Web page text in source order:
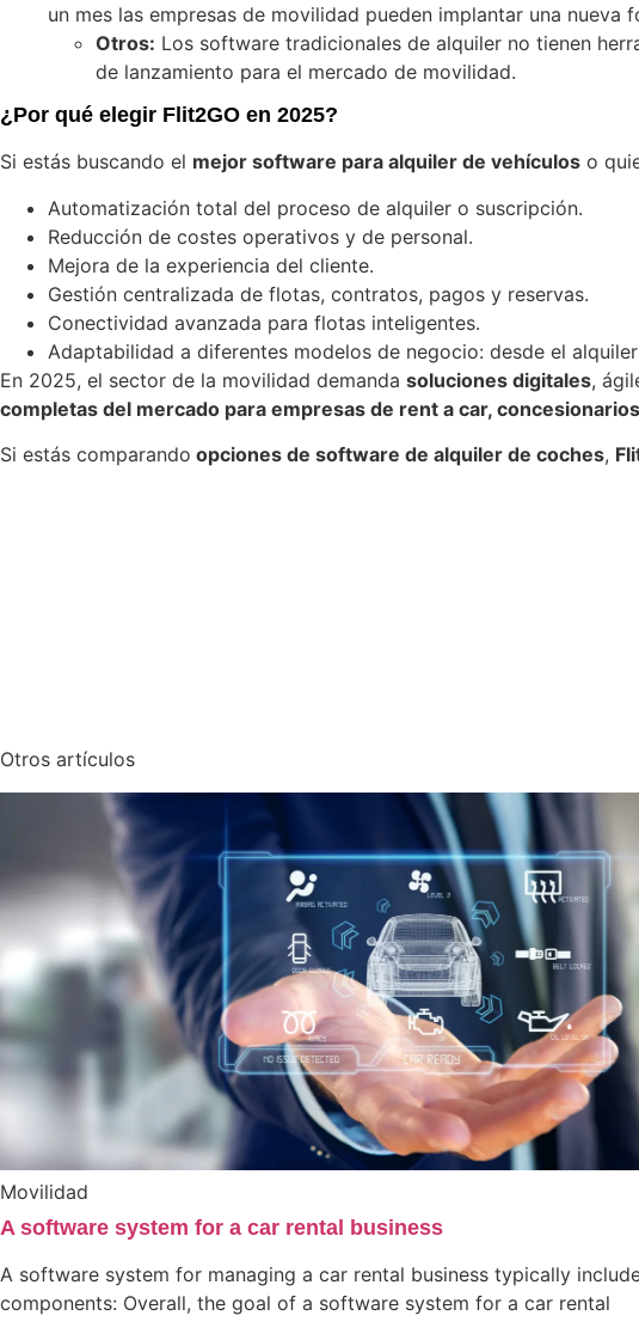
un mes las empresas de movilidad pueden implantar una
Otros: Los software tradicionales de alquiler no tienen
de lanzamiento para el mercado de movilidad.
¿Por qué elegir Flit2GO en 2025?
Si estás buscando el mejor software para alquiler de vehículos o
Automatización total del proceso de alquiler o suscripción.
Reducción de costes operativos y de personal.
Mejora de la experiencia del cliente.
Gestión centralizada de flotas, contratos, pagos y reservas.
Conectividad avanzada para flotas inteligentes.
Adaptabilidad a diferentes modelos de negocio: desde el
En 2025, el sector de la movilidad demanda soluciones digitales,
completas del mercado para empresas de rent a car,
Si estás comparando opciones de software de alquiler de coches,
Otros artículos
Movilidad
A software system for a car rental business
A software system for managing a car rental business typically
components: Overall, the goal of a software system for a car rental